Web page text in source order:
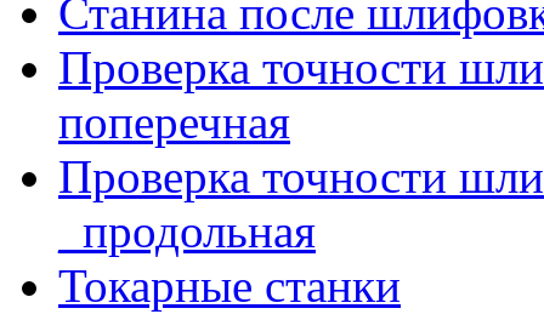
Станина после
Проверка точности
поперечная
Проверка точности
_продольная
Токарные станки